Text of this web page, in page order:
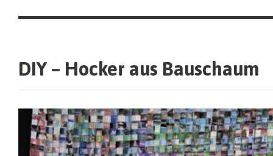
DIY – Hocker aus Bauschaum